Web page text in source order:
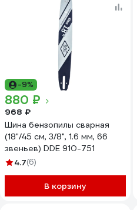
-9%
880 ₽
968 ₽
Шина бензопилы сварная
(18"/45 см, 3/8", 1.6 мм, 66
звеньев) DDE 910-751
4.7(6)
В корзину